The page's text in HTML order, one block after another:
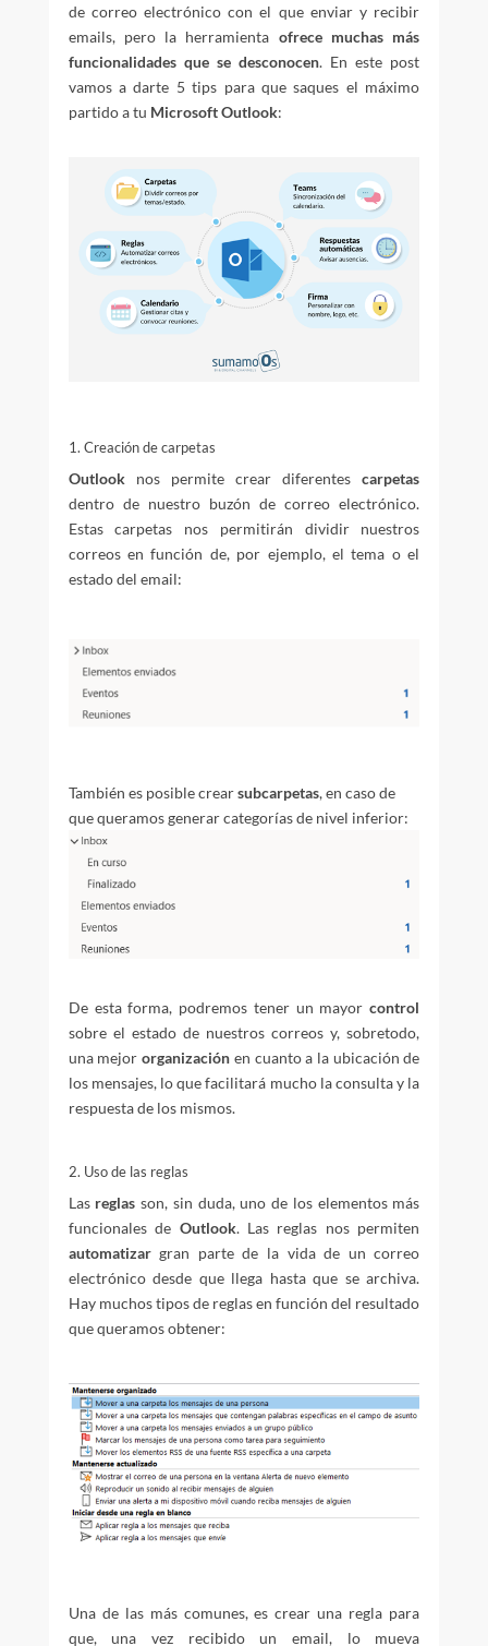
de correo electrónico con el que enviar y recibir
emails, pero la herramienta ofrece muchas más
funcionalidades que se desconocen. En este post
vamos a darte 5 tips para que saques el máximo
partido a tu Microsoft Outlook:
1. Creación de carpetas
Outlooknos permite crear diferentescarpetas
dentro de nuestro buzón de correo electrónico.
Estas carpetas nos permitirán dividir nuestros
correos en función de, por ejemplo, el tema o el
estado del email:
También es posible crearsubcarpetas, en caso de
que queramos generar categorías de nivel inferior:
De esta forma, podremos tener un mayorcontrol
sobre el estado de nuestros correos y, sobretodo,
una mejororganización en cuanto a la ubicación de
los mensajes, lo que facilitará mucho la consulta y la
respuesta de los mismos.
2. Uso de las reglas
Las reglas son, sin duda, uno de los elementos más
funcionales de Outlook. Las reglas nos permiten
automatizargran parte de la vida de un correo
electrónico desde que llega hasta que se archiva.
Hay muchos tipos de reglas en función del resultado
que queramos obtener:
Una de las más comunes, es crear una regla para
que, una vez recibido un email, lo mueva